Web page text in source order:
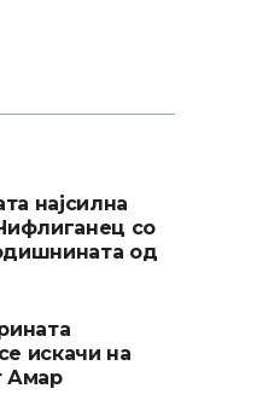
најсилна
со
од
искачи на
Амар